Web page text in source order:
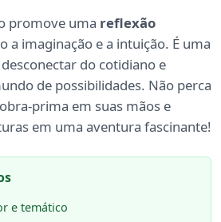
promove uma reflexão
a imaginação e a intuição. É uma
do cotidiano e
de possibilidades. Não perca
prima em suas mãos e
em uma aventura fascinante!
e temático